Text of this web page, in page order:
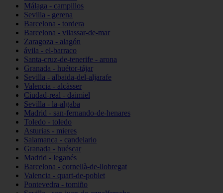
Málaga - campillos
Sevilla - gerena
Barcelona - tordera
Barcelona - vilassar-de-mar
Zaragoza - alagón
ávila - el-barraco
Santa-cruz-de-tenerife - arona
Granada - huétor-tájar
Sevilla - albaida-del-aljarafe
Valencia - alcàsser
Ciudad-real - daimiel
Sevilla - la-algaba
Madrid - san-fernando-de-henares
Toledo - toledo
Asturias - mieres
Salamanca - candelario
Granada - huéscar
Madrid - leganés
Barcelona - cornellà-de-llobregat
Valencia - quart-de-poblet
Pontevedra - tomiño